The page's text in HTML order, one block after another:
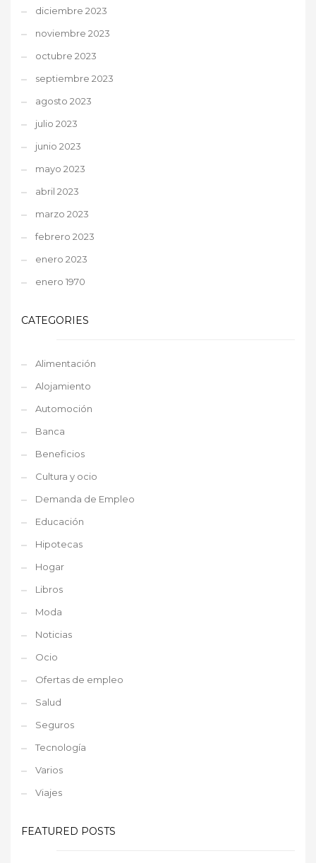
diciembre 2023
noviembre 2023
octubre 2023
septiembre 2023
agosto 2023
julio 2023
junio 2023
mayo 2023
abril 2023
marzo 2023
febrero 2023
enero 2023
enero 1970
CATEGORIES
Alimentación
Alojamiento
Automoción
Banca
Beneficios
Cultura y ocio
Demanda de Empleo
Educación
Hipotecas
Hogar
Libros
Moda
Noticias
Ocio
Ofertas de empleo
Salud
Seguros
Tecnología
Varios
Viajes
FEATURED POSTS